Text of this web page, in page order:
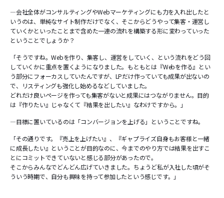
―会社全体がコンサルティングやWebマーケティングにも力を入れ出したと
いうのは、単純なサイト制作だけでなく、そこからどうやって集客・運営し
ていくかといったことまで含めた一連の流れを構築する形に変わっていった
ということでしょうか？
「そうですね。Webを作り、集客し、運営をしていく、という流れをどう回
していくかに重点を置くようになりました。もともとは『Webを作る』とい
う部分にフォーカスしていたんですが、LPだけ作っていても成果が出ないの
で、リスティングも強化し始めるなどしていました。
どれだけ良いページを作っても集客がないと成果にはつながりません。目的
は『作りたい』じゃなくて『結果を出したい』なわけですから。」
―目標に置いているのは「コンバージョンを上げる」ということですね。
「その通りです。『売上を上げたい』、『ギャプライズ自身もお客様と一緒
に成長したい』ということが目的なのに、今までのやり方では結果を出すこ
とにコミットできていないと感じる部分があったので。
そこからみんなでどんどん広げていきました。ちょうど私が入社した頃がそ
ういう時期で、自分も興味を持って参加したという感じです。」